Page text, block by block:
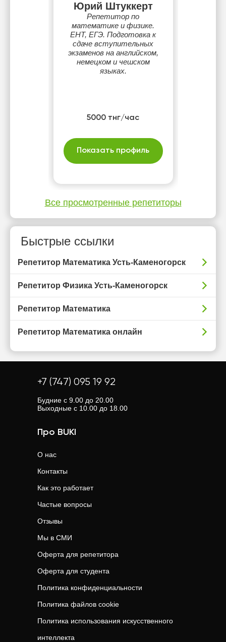
Юрий Штуккерт
Репетитор по
математике и физике.
ЕНТ, ЕГЭ. Подготовка к
сдаче вступительных
экзаменов на английском,
немецком и чешском
языках.
5000 тнг/час
Показать профиль
Все просмотренные репетиторы
Быстрые ссылки
Репетитор Математика Усть-Каменогорск
Репетитор Физика Усть-Каменогорск
Репетитор Математика
Репетитор Математика онлайн
+7 (747) 095 19 92
Будние с 9.00 до 20.00
Выходные с 10.00 до 18.00
Про BUKI
О нас
Контакты
Как это работает
Частые вопросы
Отзывы
Мы в СМИ
Оферта для репетитора
Оферта для студента
Политика конфиденциальности
Политика файлов cookie
Политика использования искусственного
интеллекта